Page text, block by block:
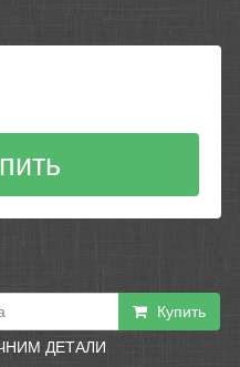
Купить
ДЕТАЛИ